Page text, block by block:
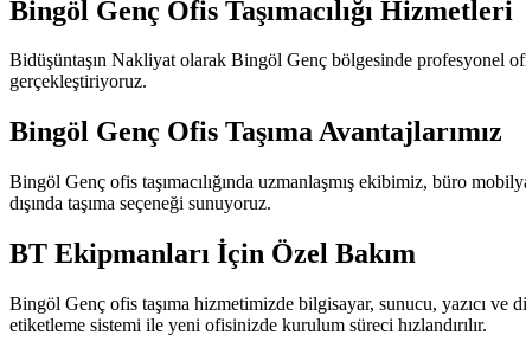
Bingöl Genç Ofis Taşımacılığı Hizmetleri
Bidüşüntaşın Nakliyat olarak Bingöl Genç bölgesinde profesyonel
gerçekleştiriyoruz.
Bingöl Genç Ofis Taşıma Avantajlarımız
Bingöl Genç ofis taşımacılığında uzmanlaşmış ekibimiz, büro
dışında taşıma seçeneği sunuyoruz.
BT Ekipmanları İçin Özel Bakım
Bingöl Genç ofis taşıma hizmetimizde bilgisayar, sunucu, yazıcı
etiketleme sistemi ile yeni ofisinizde kurulum süreci hızlandırılır.